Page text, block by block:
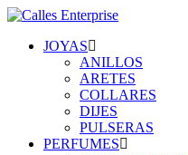
JOYAS
ANILLOS
ARETES
COLLARES
DIJES
PULSERAS
PERFUMES